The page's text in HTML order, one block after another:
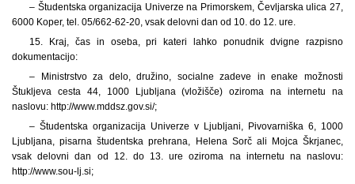
– Študentska organizacija Univerze na Primorskem, Čevljarska ulica 27,
6000 Koper, tel. 05/662-62-20, vsak delovni dan od 10. do 12. ure.
15. Kraj, čas in oseba, pri kateri lahko ponudnik dvigne razpisno
dokumentacijo:
– Ministrstvo za delo, družino, socialne zadeve in enake možnosti
Štukljeva cesta 44, 1000 Ljubljana (vložišče) oziroma na internetu na
naslovu: http://www.mddsz.gov.si/;
– Študentska organizacija Univerze v Ljubljani, Pivovarniška 6, 1000
Ljubljana, pisarna študentska prehrana, Helena Sorč ali Mojca Škrjanec,
vsak delovni dan od 12. do 13. ure oziroma na internetu na naslovu:
http://www.sou-lj.si;